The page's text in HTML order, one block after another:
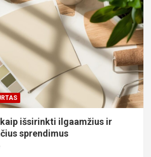
išsirinkti ilgaamžius ir
sprendimus